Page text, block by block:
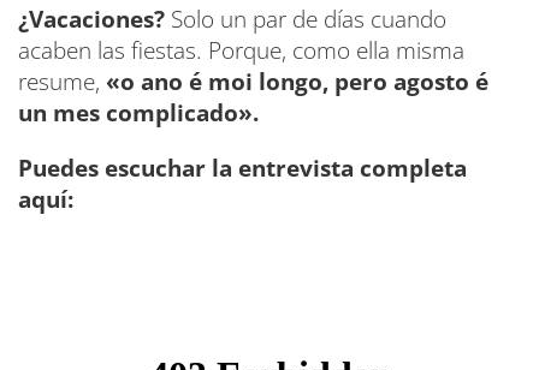
¿Vacaciones? Solo un par de días cuando
acaben las fiestas. Porque, como ella misma
resume, «o ano é moi longo, pero agosto é
un mes complicado».
Puedes escuchar la entrevista completa
aquí: